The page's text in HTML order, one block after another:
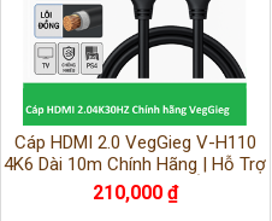
Cáp HDMI 2.0 VegGieg V-H110
4K6 Dài 10m Chính Hãng | Hỗ Trợ
4K@60Hz, Truyền Hình Ảnh Siêu
Nét
210,000 ₫